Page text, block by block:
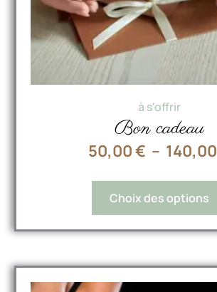
à s'offrir
Bon cadeau
50,00€ – 140,00
Choix des options